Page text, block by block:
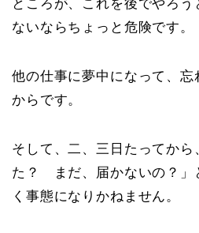
ところが、これを後でやろ
ないならちょっと危険です。
他の仕事に夢中になって、忘
からです。
そして、二、三日たってから
た？ まだ、届かないの？」
く事態になりかねません。